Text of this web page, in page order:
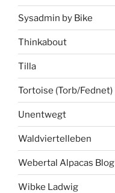
Sysadmin by Bike
Thinkabout
Tilla
Tortoise (Torb/Fednet)
Unentwegt
Waldviertelleben
Webertal Alpacas Blog
Wibke Ladwig